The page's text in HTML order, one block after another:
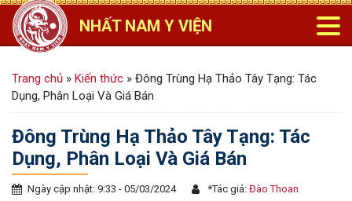
NHẤT NAM Y VIỆN
Trang chủ » Kiến thức » Đông Trùng Hạ Thảo Tây Tạng: Tác
Dụng, Phân Loại Và Giá Bán
Đông Trùng Hạ Thảo Tây Tạng: Tác
Dụng, Phân Loại Và Giá Bán
Ngày cập nhật: 9:33 - 05/03/2024 *Tác giả: Đào Thoan